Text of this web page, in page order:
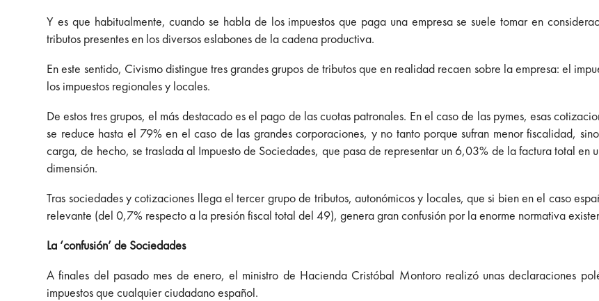
Y es que habitualmente, cuando se habla de los impuestos que paga una empresa se suele tomar en
tributos presentes en los diversos eslabones de la cadena productiva.
En este sentido, Civismo distingue tres grandes grupos de tributos que en realidad recaen sobre la empresa: el
los impuestos regionales y locales.
De estos tres grupos, el más destacado es el pago de las cuotas patronales. En el caso de las pymes, esas
se reduce hasta el 79% en el caso de las grandes corporaciones, y no tanto porque sufran menor fiscalidad,
carga, de hecho, se traslada al Impuesto de Sociedades, que pasa de representar un 6,03% de la factura total en
dimensión.
Tras sociedades y cotizaciones llega el tercer grupo de tributos, autonómicos y locales, que si bien en el caso
relevante (del 0,7% respecto a la presión fiscal total del 49), genera gran confusión por la enorme normativa
La ‘confusión’ de Sociedades
A finales del pasado mes de enero, el ministro de Hacienda Cristóbal Montoro realizó unas declaraciones
impuestos que cualquier ciudadano español.